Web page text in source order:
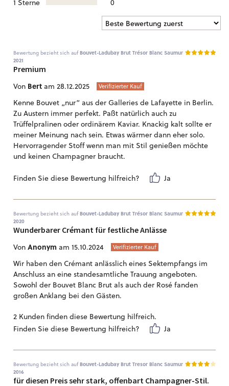
1 Sterne
0
Bewertung bezieht sich aufBouvet-Ladubay Brut Trésor Blanc Saumur
2021
Premium
Von Bert am 28.12.2025 Verifizierter Kauf
Kenne Bouvet „nur“ aus der Galleries de Lafayette in Berlin.
Zu Austern immer perfekt. Paßt natürlich auch zu
Trüffelpralinen oder ordinärem Kaviar. Knackig kalt sollte er
meiner Meinung nach sein. Etwas wärmer dann eher solo.
Hervorragender Stoff wenn man mit Stil genießen möchte
und keinen Champagner braucht.
Finden Sie diese Bewertung hilfreich? Ja
Bewertung bezieht sich aufBouvet-Ladubay Brut Trésor Blanc Saumur
2020
Wunderbarer Crémant für festliche Anlässe
Von Anonym am 15.10.2024 Verifizierter Kauf
Wir haben den Crémant anlässlich eines Sektempfangs im
Anschluss an eine standesamtliche Trauung angeboten.
Sowohl der Bouvet Blanc Brut als auch der Rosé fanden
großen Anklang bei den Gästen.
2 Kunden finden diese Bewertung hilfreich.
Finden Sie diese Bewertung hilfreich?
Ja
Bewertung bezieht sich aufBouvet-Ladubay Brut Tresor Blanc Saumur
2016
für diesen Preis sehr stark, offenbart Champagner-Stil.